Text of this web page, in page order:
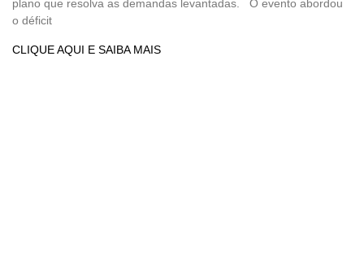
plano que resolva as demandas levantadas. O evento abordou
o déficit
CLIQUE AQUI E SAIBA MAIS